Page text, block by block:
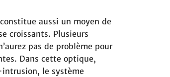
aussi un moyen de
croissants. Plusieurs
pas de problème pour
Dans cette optique,
le système